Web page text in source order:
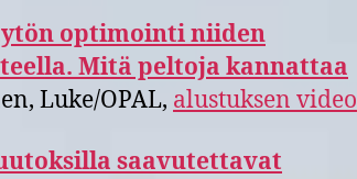
optimointi niiden
Mitä peltoja kannattaa
Luke/OPAL, alustuksen video
saavutettavat